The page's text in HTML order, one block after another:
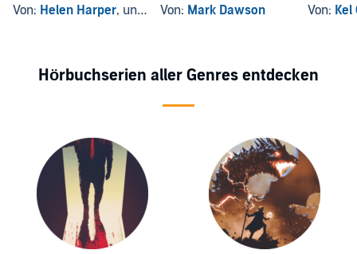
Von: Helen Harper, und andere
Von: Mark Dawson
Von: Kel
Hörbuchserien aller Genres entdecken